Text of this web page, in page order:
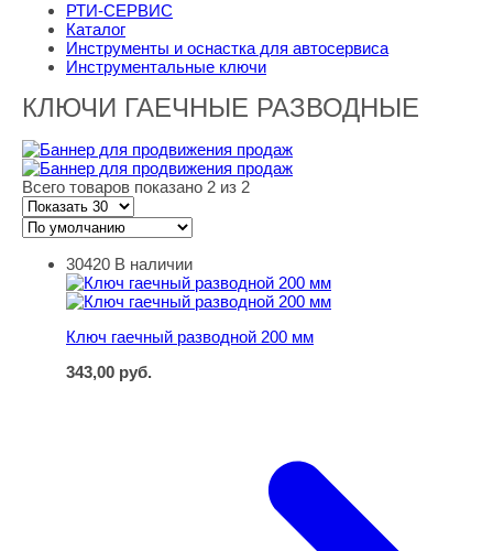
РТИ-СЕРВИС
Каталог
Инструменты и оснастка для автосервиса
Инструментальные ключи
КЛЮЧИ ГАЕЧНЫЕ РАЗВОДНЫЕ
Всего товаров показано 2 из 2
Ключ гаечный разводной 200 мм
30420 В наличии
Ключ гаечный разводной 200 мм
343,00 руб.